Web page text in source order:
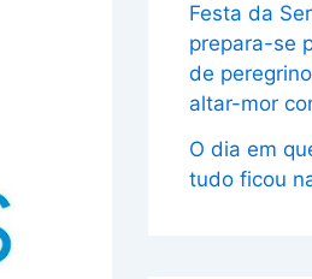
Festa da
prepara-se
de
altar-mor
O dia em
tudo ficou